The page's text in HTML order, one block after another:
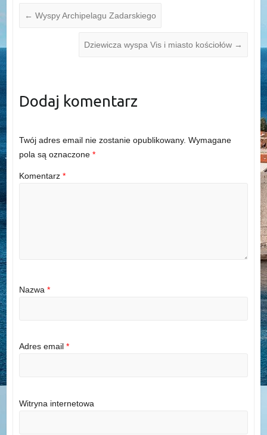
← Wyspy Archipelagu Zadarskiego
Dziewicza wyspa Vis i miasto kościołów →
Dodaj komentarz
Twój adres email nie zostanie opublikowany. Wymagane
pola są oznaczone *
Komentarz *
Nazwa *
Adres email *
Witryna internetowa